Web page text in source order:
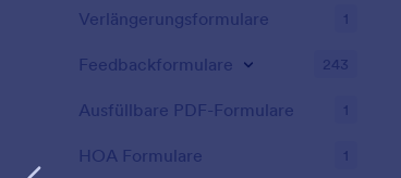
Verlängerungsformulare 1
Feedbackformulare 243
Ausfüllbare PDF-Formulare 1
HOA Formulare 1